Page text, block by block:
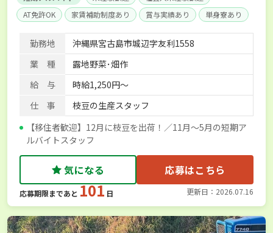
AT免許OK
家賃補助制度あり 賞与実績あり 単身寮あり
勤務地
沖縄県宮古島市城辺字友利1558
業 種
露地野菜･畑作
給 与
時給1,250円～
仕 事
枝豆の生産スタッフ
【移住者歓迎】12月に枝豆を出荷！／11月～5月の短期ア
ルバイトスタッフ
気になる 応募はこちら
応募期限まであと 101 日 更新日：2026.07.16